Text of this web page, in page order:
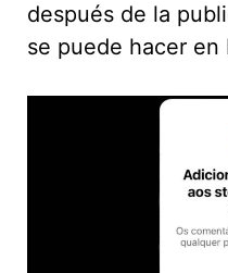
después de la
se puede hacer en